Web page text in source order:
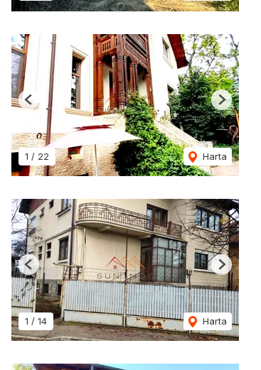
1 / 22 Harta
Previous Next
1 / 14 Harta
Previous Next